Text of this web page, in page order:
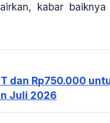
kabar
dan Rp750.000
Juli 2026